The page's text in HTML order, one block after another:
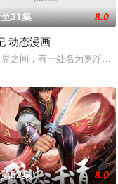
功越狱，引起黑猫警长
31集 8.0
动态漫画
之间，有一处名为罗浮的
52集 8.0